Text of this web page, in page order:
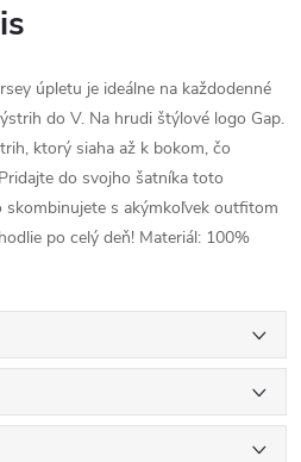
úpletu je ideálne na každodenné
do V. Na hrudi štýlové logo Gap.
ktorý siaha až k bokom, čo
do svojho šatníka toto
skombinujete s akýmkoľvek outfitom
po celý deň! Materiál: 100%